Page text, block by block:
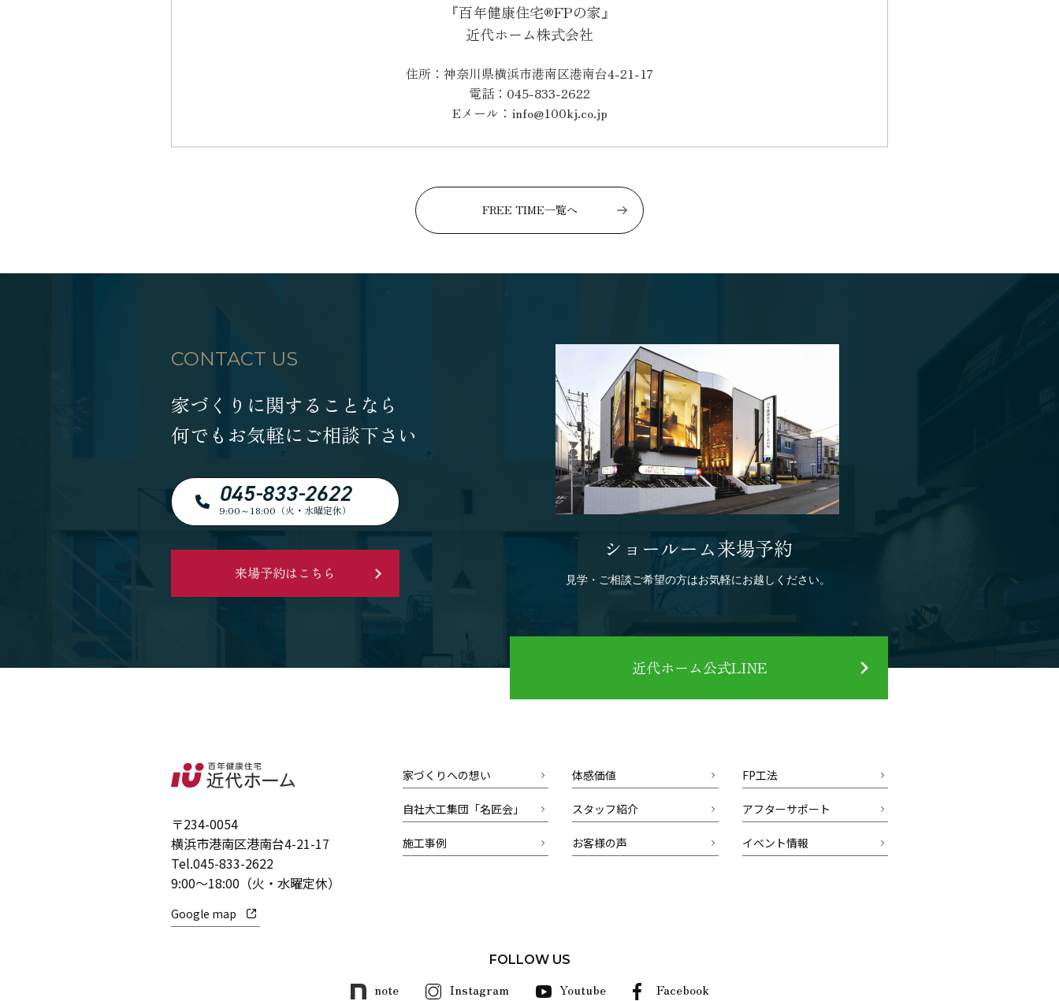
『百年健康住宅®FPの家』
近代ホーム株式会社
住所：神奈川県横浜市港南区港南台4-21-17
電話：045-833-2622
Eメール：info@100kj.co.jp
FREE TIME一覧へ
CONTACT US
家づくりに関することなら
何でもお気軽にご相談下さい
045-833-2622
9:00～18:00（火・水曜定休）
来場予約はこちら
ショールーム来場予約
見学・ご相談ご希望の方はお気軽にお越しください。
近代ホーム公式LINE
〒234-0054
横浜市港南区港南台4-21-17
Tel.045-833-2622
9:00～18:00（火・水曜定休）
Google map
家づくりへの想い 体感価値 FP工法
自社大工集団「名匠会」 スタッフ紹介 アフターサポート
施工事例 お客様の声 イベント情報
FOLLOW US
note Instagram Youtube Facebook